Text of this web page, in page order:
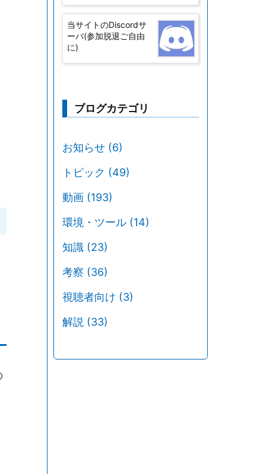
当サイトのDiscordサ
ーバ(参加脱退ご自由
に)
ブログカテゴリ
お知らせ (6)
トピック (49)
動画 (193)
環境・ツール (14)
知識 (23)
考察 (36)
視聴者向け (3)
解説 (33)